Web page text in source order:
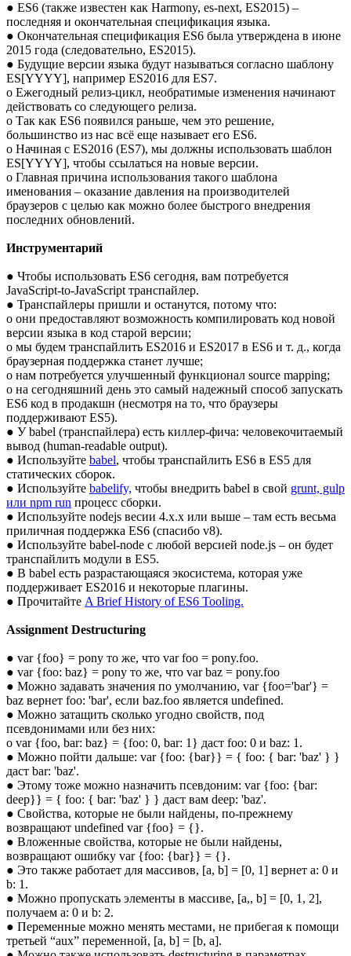
● ES6 (также известен как Harmony, es-next, ES2015) –
последняя и окончательная спецификация языка.
● Окончательная спецификация ES6 была утверждена в июне
2015 года (следовательно, ES2015).
● Будущие версии языка будут называться согласно шаблону
ES[YYYY], например ES2016 для ES7.
o Ежегодный релиз-цикл, необратимые изменения начинают
действовать со следующего релиза.
o Так как ES6 появился раньше, чем это решение,
большинство из нас всё еще называет его ES6.
o Начиная с ES2016 (ES7), мы должны использовать шаблон
ES[YYYY], чтобы ссылаться на новые версии.
o Главная причина использования такого шаблона
именования – оказание давления на производителей
браузеров с целью как можно более быстрого внедрения
последних обновлений.
Инструментарий
● Чтобы использовать ES6 сегодня, вам потребуется
JavaScript-to-JavaScript транспайлер.
● Транспайлеры пришли и останутся, потому что:
o они предоставляют возможность компилировать код новой
версии языка в код старой версии;
o мы будем транспайлить ES2016 и ES2017 в ES6 и т. д., когда
браузерная поддержка станет лучше;
o нам потребуется улучшенный функционал source mapping;
o на сегодняшний день это самый надежный способ запускать
ES6 код в продакшн (несмотря на то, что браузеры
поддерживают ES5).
● У babel (транспайлера) есть киллер-фича: человекочитаемый
вывод (human-readable output).
● Используйте babel, чтобы транспайлить ES6 в ES5 для
статических сборок.
● Используйте babelify, чтобы внедрить babel в свой grunt, gulp
или npm run процесс сборки.
● Используйте nodejs весии 4.x.x или выше – там есть весьма
приличная поддержка ES6 (спасибо v8).
● Используйте babel-node с любой версией node.js – он будет
транспайлить модули в ES5.
● В babel есть разрастающаяся экосистема, которая уже
поддерживает ES2016 и некоторые плагины.
● Прочитайте A Brief History of ES6 Tooling.
Assignment Destructuring
● var {foo} = pony то же, что var foo = pony.foo.
● var {foo: baz} = pony то же, что var baz = pony.foo
● Можно задавать значения по умолчанию, var {foo='bar'} =
baz вернет foo: 'bar', если baz.foo является undefined.
● Можно затащить сколько угодно свойств, под
псевдонимами или без них:
o var {foo, bar: baz} = {foo: 0, bar: 1} даст foo: 0 и baz: 1.
● Можно пойти дальше: var {foo: {bar}} = { foo: { bar: 'baz' } }
даст bar: 'baz'.
● Этому тоже можно назначить псевдоним: var {foo: {bar:
deep}} = { foo: { bar: 'baz' } } даст вам deep: 'baz'.
● Свойства, которые не были найдены, по-прежнему
возвращают undefined var {foo} = {}.
● Вложенные свойства, которые не были найдены,
возвращают ошибку var {foo: {bar}} = {}.
● Это также работает для массивов, [a, b] = [0, 1] вернет a: 0 и
b: 1.
● Можно пропускать элементы в массиве, [a,, b] = [0, 1, 2],
получаем a: 0 и b: 2.
● Переменные можно менять местами, не прибегая к помощи
третьей “aux” переменной, [a, b] = [b, a].